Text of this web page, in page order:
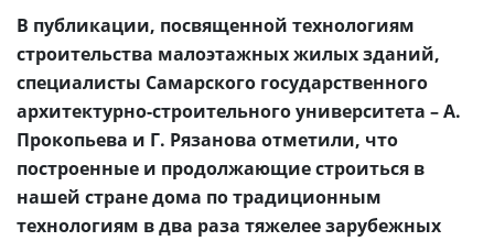
В публикации, посвященной технологиям
строительства малоэтажных жилых зданий,
специалисты Самарского государственного
архитектурно-строительного университета – А.
Прокопьева и Г. Рязанова отметили, что
построенные и продолжающие строиться в
нашей стране дома по традиционным
технологиям в два раза тяжелее зарубежных